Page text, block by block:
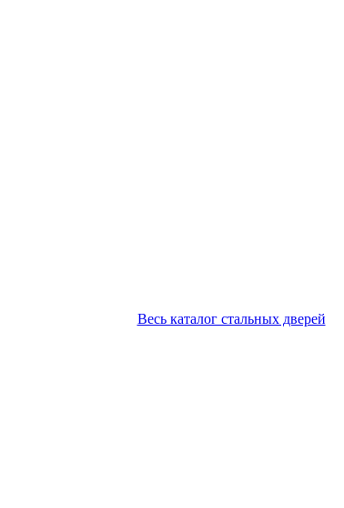
Весь каталог стальных дверей